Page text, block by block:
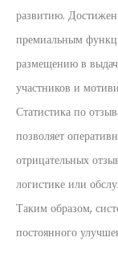
развитию.
премиальным
размещению в
участников и
Статистика по
позволяет
отрицательных
логистике или
Таким образом,
постоянного